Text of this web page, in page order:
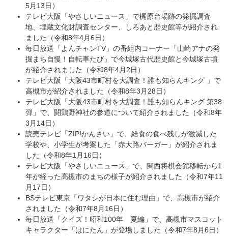
5月13日）
テレビ大阪「やさしいニュース」で梶原台場跡の発掘調査
地、埋蔵文化財調査センター、しろあと歴史館等が紹介され
ました（令和8年4月6日）
毎日放送「よんチャンTV」の番組内コーナー「山崎アナの発
掘まち自慢！自転車たび」で今城塚古代歴史館と今城塚古墳
が紹介されました（令和8年4月2日）
テレビ大阪「大阪43市町村を大調査！誰も知らんキング 」で
高槻市が紹介されました（令和8年3月28日）
テレビ大阪「大阪43市町村を大調査！誰も知らんキング 第38
弾」で、闘鶏野神社の参道について紹介されました（令和8年
3月14日）
読売テレビ「ZIP!かんさい」で、給食の食べ残しが激減した
学校や、小学生が考案した「赤大路バーガー」が紹介されま
した（令和8年1月16日）
テレビ大阪「やさしいニュース」で、関西将棋会館移転から1
年が経った高槻市のまちの様子が紹介されました（令和7年11
月17日）
BSテレビ東京「ワタシが日本に住む理由」で、高槻市が紹介
されました（令和7年8月16日）
毎日放送「クイズ！昭和100年 夏編」で、高槻市マスコット
キャラクター「はにたん」が登場しました（令和7年8月6日）